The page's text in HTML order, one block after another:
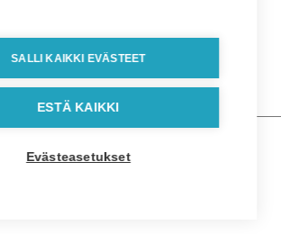
Lähiosoite
Postinumero
SALLI KAIKKI EVÄSTEET
ESTÄ KAIKKI
Evästeasetukset